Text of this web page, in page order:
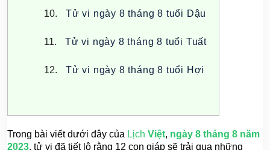
Tử vi ngày 8 tháng 8 tuổi Dậu
Tử vi ngày 8 tháng 8 tuổi Tuất
Tử vi ngày 8 tháng 8 tuổi Hợi
Trong bài viết dưới đây của Lịch Việt, ngày 8 tháng 8 năm
2023, tử vi đã tiết lộ rằng 12 con giáp sẽ trải qua những